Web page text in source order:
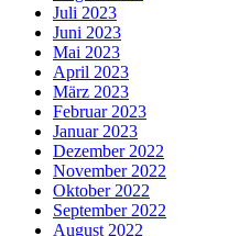
Juli 2023
Juni 2023
Mai 2023
April 2023
März 2023
Februar 2023
Januar 2023
Dezember 2022
November 2022
Oktober 2022
September 2022
August 2022